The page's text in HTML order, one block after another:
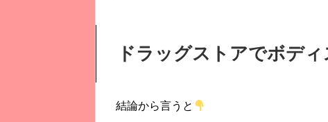
ドラッグストアでボデ
結論から言うと